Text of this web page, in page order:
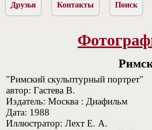
Друзья Контакты Поиск
"Римский скульптурный портрет"
автор: Гастева В.
Издатель: Москва : Диафильм
Дата: 1988
Иллюстратор: Лехт Е. А.